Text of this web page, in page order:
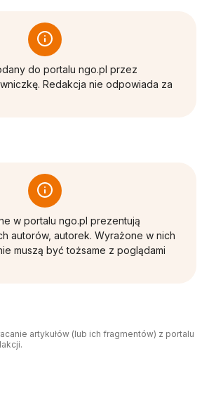
do portalu ngo.pl przez
Redakcja nie odpowiada za
w portalu ngo.pl prezentują
autorów, autorek. Wyrażone w nich
muszą być tożsame z poglądami
artykułów (lub ich fragmentów) z portalu